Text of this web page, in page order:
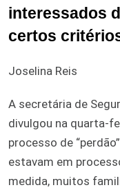
interessados
certos
Joselina Reis
A secretária de
divulgou na quarta-
processo de
estavam em
medida, muitos